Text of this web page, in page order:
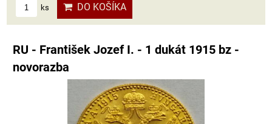
ks DO KOŠÍKA
RU - František Jozef I. - 1 dukát 1915 bz -
novorazba